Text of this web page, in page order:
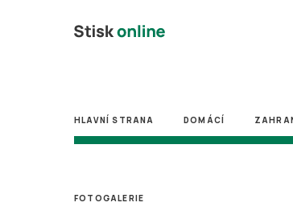
HLAVNÍ STRANA DOMÁCÍ
FOTOGALERIE